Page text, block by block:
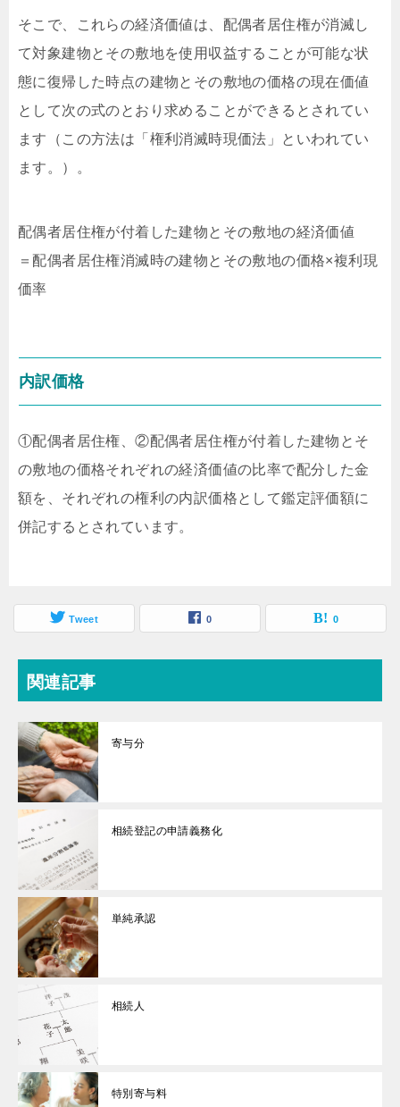
そこで、これらの経済価値は、配偶者居住権が消滅し
て対象建物とその敷地を使用収益することが可能な状
態に復帰した時点の建物とその敷地の価格の現在価値
として次の式のとおり求めることができるとされてい
ます（この方法は「権利消滅時現価法」といわれてい
ます。）。
配偶者居住権が付着した建物とその敷地の経済価値
＝配偶者居住権消滅時の建物とその敷地の価格×複利現
価率
内訳価格
①配偶者居住権、②配偶者居住権が付着した建物とそ
の敷地の価格それぞれの経済価値の比率で配分した金
額を、それぞれの権利の内訳価格として鑑定評価額に
併記するとされています。
Tweet 0 0
関連記事
寄与分
相続登記の申請義務化
単純承認
相続人
特別寄与料